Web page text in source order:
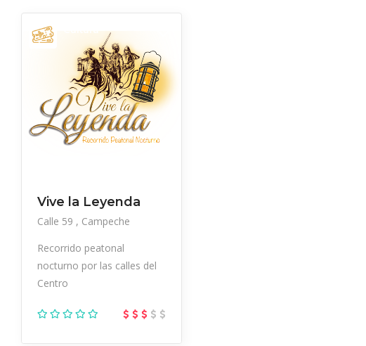
Vive la Leyenda
Calle 59
Campeche
Recorrido peatonal
nocturno por las calles del
Centro